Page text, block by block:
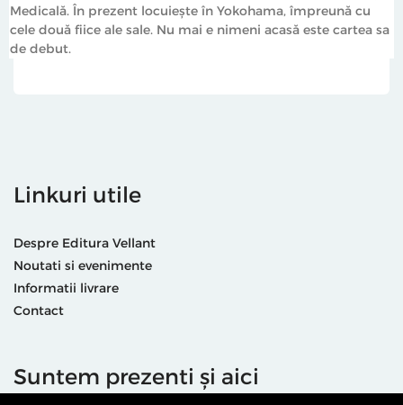
Medicală. În prezent locuiește în Yokohama, împreună cu
cele două fiice ale sale. Nu mai e nimeni acasă este cartea sa
de debut.
Linkuri utile
Despre Editura Vellant
Noutati si evenimente
Informatii livrare
Contact
Suntem prezenti și aici